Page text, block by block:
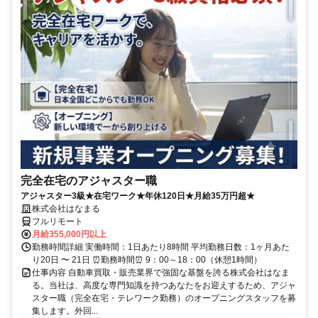
完全在宅のアジャスター職
アジャスター3級★在宅ワーク★年休120日★月給35万円超★
株式会社はなまる
フルリモート
月給355,000円以上
勤務時間詳細 実働時間：1日あたり8時間 平均勤務日数：1ヶ月あた
り20日 〜 21日 ⏰勤務時間⏰ 9：00～18：00（休憩1時間）
仕事内容 自動車買取・販売業界で強固な基盤を誇る株式会社はなま
る。当社は、高度な専門知識を持つあなたをお迎えするため、アジャ
スター職（完全在宅・テレワーク勤務）のオープニングスタッフを募
集します。外回...